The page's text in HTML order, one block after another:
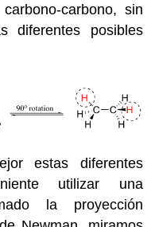
carbono, sin
diferentes posibles
estas diferentes
utilizar una
la proyección